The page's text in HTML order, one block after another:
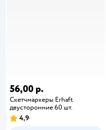
56,00 р.
Скетчмаркеры Erhaft
двусторонние 60 шт.
4,9